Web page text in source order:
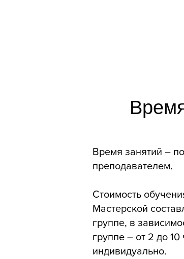
Время занятий –
преподавателем.
Стоимость
Мастерской
группе, в
группе – от 2 до
индивидуально.